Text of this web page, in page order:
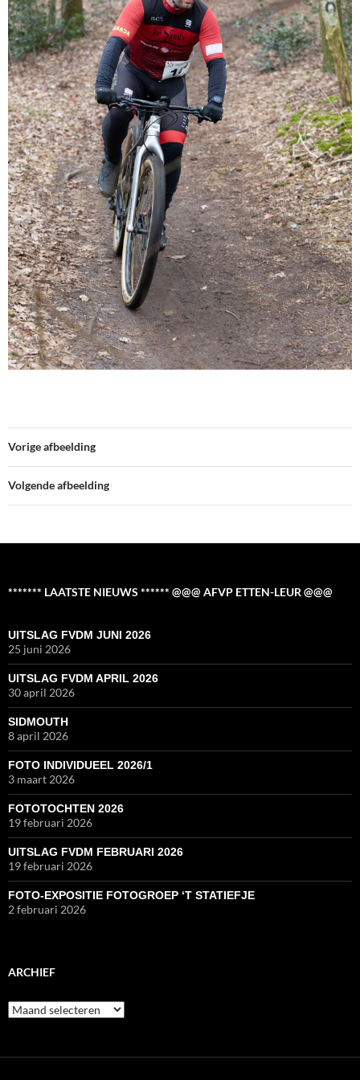
Vorige afbeelding
Volgende afbeelding
******* LAATSTE NIEUWS ****** @@@ AFVP ETTEN-LEUR @@@
UITSLAG FVDM JUNI 2026
25 juni 2026
UITSLAG FVDM APRIL 2026
30 april 2026
SIDMOUTH
8 april 2026
FOTO INDIVIDUEEL 2026/1
3 maart 2026
FOTOTOCHTEN 2026
19 februari 2026
UITSLAG FVDM FEBRUARI 2026
19 februari 2026
FOTO-EXPOSITIE FOTOGROEP ‘T STATIEFJE
2 februari 2026
ARCHIEF
Archief